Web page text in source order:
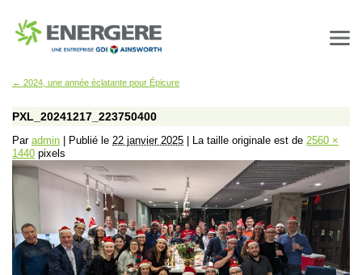
← 2024, une année éclatante pour Épicure
PXL_20241217_223750400
Par admin Publié le 22 janvier 2025 La taille originale est de 2560 ×
1440 pixels